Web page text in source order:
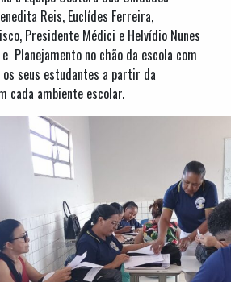
Reis, Euclídes Ferreira,
Presidente Médici e Helvídio Nunes
Planejamento no chão da escola com
seus estudantes a partir da
cada ambiente escolar.